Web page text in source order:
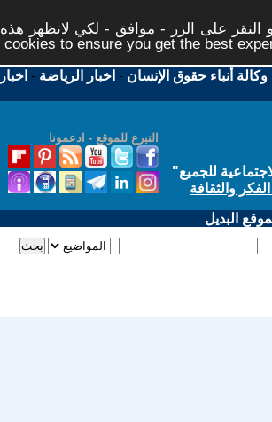
على الزر - موافق - لكي لاتظهر هذه
to ensure you get the best
وكالة أنباء حقوق الإنسان - اخبار الرياضة - اخبار
التبرع للموقع - ادعمونا
للجميع"
والثقافة
البديل